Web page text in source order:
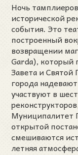
Ночь
исторической
события. Это
построенный
возвращении
Garda), который
Завета и Святой
города
участвуют в
Муниципалитет
открытой
смешиваются
летняя